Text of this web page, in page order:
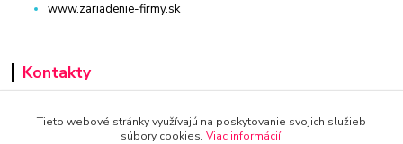
www.zariadenie-firmy.sk
Kontakty
+421 940 949 000
Tieto webové stránky využívajú na poskytovanie svojich služieb
súbory cookies. Viac informácií.